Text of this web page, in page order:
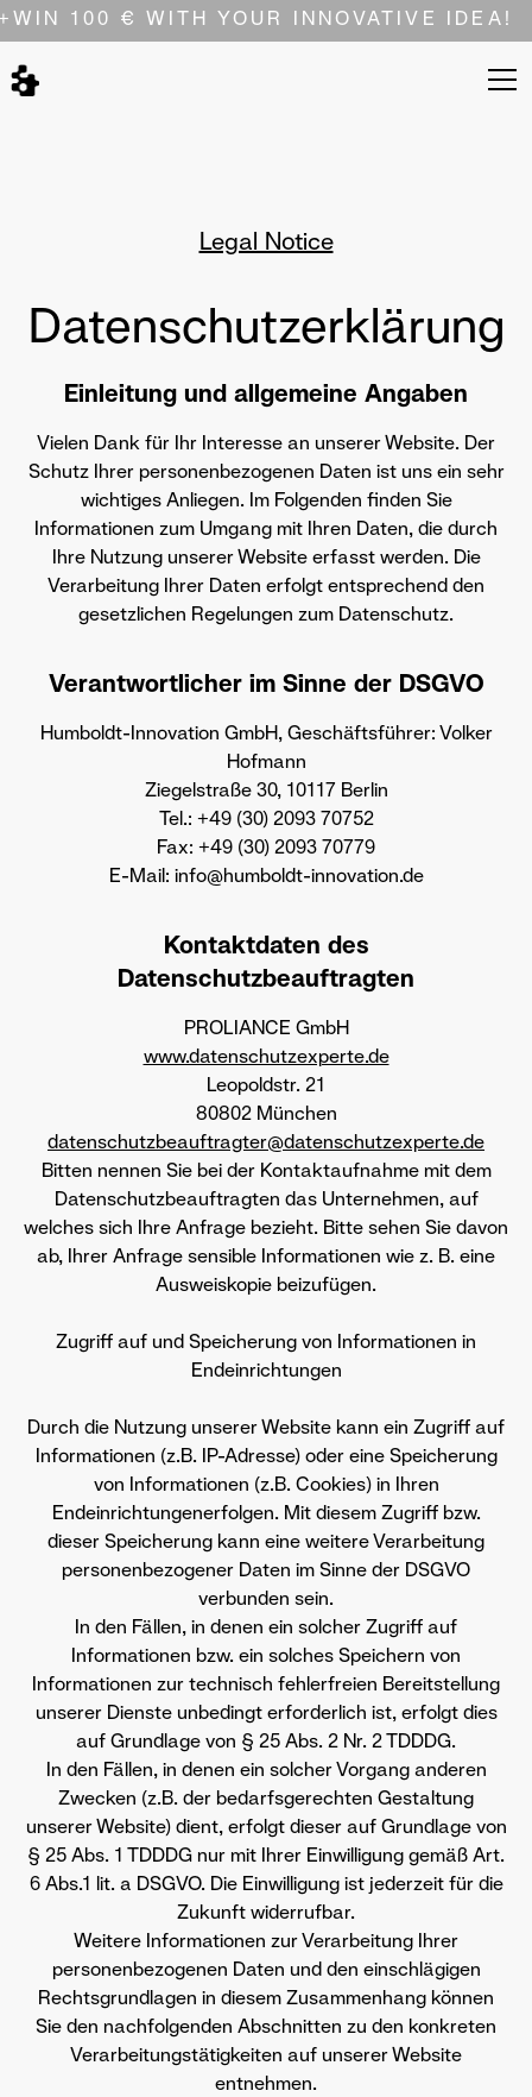
WIN 100 € WITH YOUR INNOVATIVE IDEA!
Legal Notice
Datenschutzerklärung
Einleitung und allgemeine Angaben
Vielen Dank für Ihr Interesse an unserer Website. Der
Schutz Ihrer personenbezogenen Daten ist uns ein sehr
wichtiges Anliegen. Im Folgenden finden Sie
Informationen zum Umgang mit Ihren Daten, die durch
Ihre Nutzung unserer Website erfasst werden. Die
Verarbeitung Ihrer Daten erfolgt entsprechend den
gesetzlichen Regelungen zum Datenschutz.
Verantwortlicher im Sinne der DSGVO
Humboldt-Innovation GmbH, Geschäftsführer: Volker
Hofmann
Ziegelstraße 30, 10117 Berlin
Tel.: +49 (30) 2093 70752
Fax: +49 (30) 2093 70779
E-Mail: info@humboldt-innovation.de
Kontaktdaten des
Datenschutzbeauftragten
PROLIANCE GmbH
www.datenschutzexperte.de
Leopoldstr. 21
80802 München
datenschutzbeauftragter@datenschutzexperte.de
Bitten nennen Sie bei der Kontaktaufnahme mit dem
Datenschutzbeauftragten das Unternehmen, auf
welches sich Ihre Anfrage bezieht. Bitte sehen Sie davon
ab, Ihrer Anfrage sensible Informationen wie z. B. eine
Ausweiskopie beizufügen.
Zugriff auf und Speicherung von Informationen in
Endeinrichtungen
Durch die Nutzung unserer Website kann ein Zugriff auf
Informationen (z.B. IP-Adresse) oder eine Speicherung
von Informationen (z.B. Cookies) in Ihren
Endeinrichtungenerfolgen. Mit diesem Zugriff bzw.
dieser Speicherung kann eine weitere Verarbeitung
personenbezogener Daten im Sinne der DSGVO
verbunden sein.
In den Fällen, in denen ein solcher Zugriff auf
Informationen bzw. ein solches Speichern von
Informationen zur technisch fehlerfreien Bereitstellung
unserer Dienste unbedingt erforderlich ist, erfolgt dies
auf Grundlage von § 25 Abs. 2 Nr. 2 TDDDG.
In den Fällen, in denen ein solcher Vorgang anderen
Zwecken (z.B. der bedarfsgerechten Gestaltung
unserer Website) dient, erfolgt dieser auf Grundlage von
§ 25 Abs. 1 TDDDG nur mit Ihrer Einwilligung gemäß Art.
6 Abs.1 lit. a DSGVO. Die Einwilligung ist jederzeit für die
Zukunft widerrufbar.
Weitere Informationen zur Verarbeitung Ihrer
personenbezogenen Daten und den einschlägigen
Rechtsgrundlagen in diesem Zusammenhang können
Sie den nachfolgenden Abschnitten zu den konkreten
Verarbeitungstätigkeiten auf unserer Website
entnehmen.